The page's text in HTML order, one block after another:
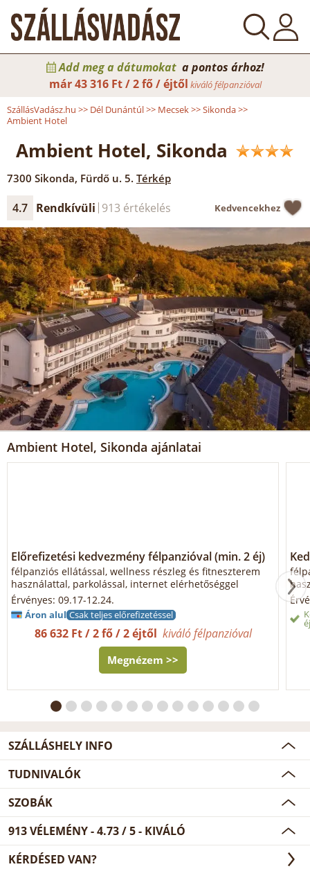
Add meg a dátumokat a pontos árhoz!
már43 316 Ft / 2 fő / éjtől kiváló félpanzióval
SzállásVadász.hu >> Dél Dunántúl>> Mecsek>>Sikonda>>
Ambient Hotel
Ambient Hotel, Sikonda
7300 Sikonda, Fürdő u. 5. Térkép
4.7 Rendkívüli 913 értékelés Kedvencekhez
Ambient Hotel, Sikonda ajánlatai
Előrefizetési kedvezmény félpanzióval (min. 2 éj)
félpanziós ellátással, wellness részleg és fitneszterem
használattal, parkolással, internet elérhetőséggel
Érvényes: 09.17-12.24.
Áron alul Csak teljes előrefizetéssel
86 632 Ft / 2 fő / 2 éjtől kiváló félpanzióval
Megnézem >>
SZÁLLÁSHELY INFO
TUDNIVALÓK
SZOBÁK
913VÉLEMÉNY -4.73/5- KIVÁLÓ
KÉRDÉSED VAN?